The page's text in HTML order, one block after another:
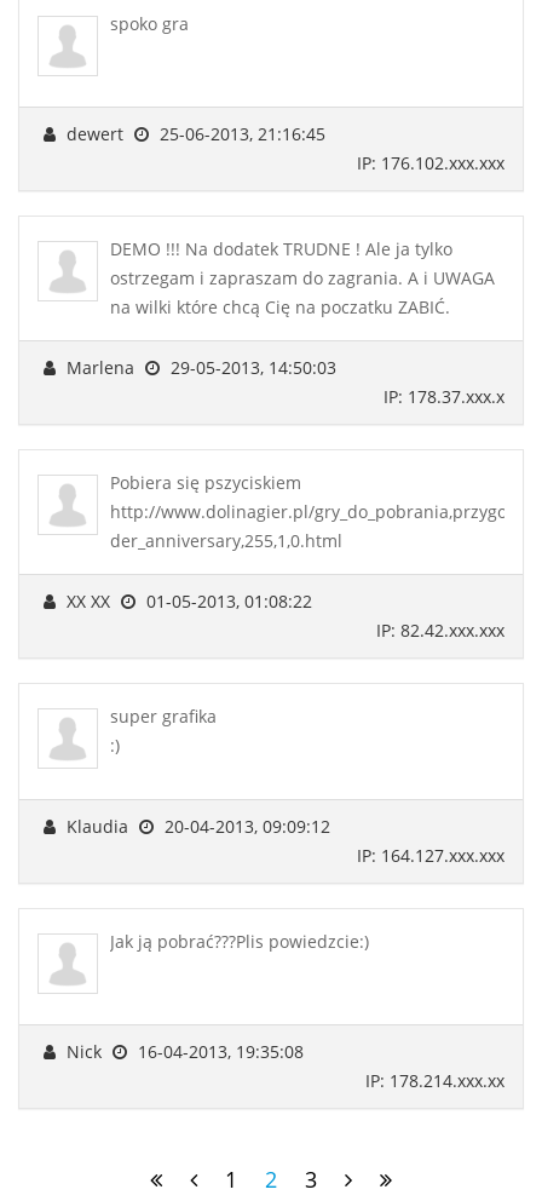
spoko gra
dewert
25-06-2013, 21:16:45
IP: 176.102.xxx.xxx
DEMO !!! Na dodatek TRUDNE ! Ale ja tylko
ostrzegam i zapraszam do zagrania. A i UWAGA
na wilki które chcą Cię na poczatku ZABIĆ.
Marlena
29-05-2013, 14:50:03
IP: 178.37.xxx.x
Pobiera się pszyciskiem
http://www.dolinagier.pl/
der_anniversary,255,1,0.html
XX XX
01-05-2013, 01:08:22
IP: 82.42.xxx.xxx
super grafika
:)
Klaudia
20-04-2013, 09:09:12
IP: 164.127.xxx.xxx
Jak ją pobrać???Plis powiedzcie:)
Nick
16-04-2013, 19:35:08
IP: 178.214.xxx.xx
1 2 3